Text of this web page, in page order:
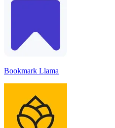
Bookmark Llama